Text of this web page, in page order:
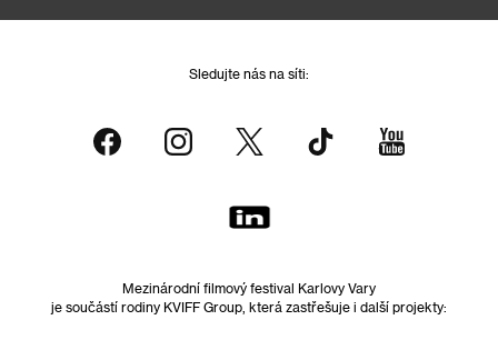
Sledujte nás na síti:
Mezinárodní filmový festival Karlovy Vary
je součástí rodiny KVIFF Group, která zastřešuje i další projekty: